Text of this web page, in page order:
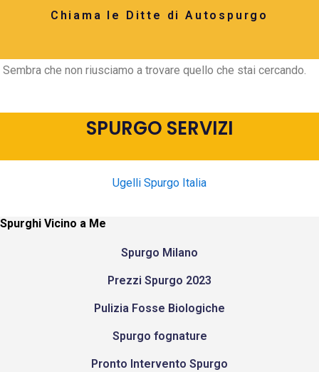
Chiama le Ditte di Autospurgo
Sembra che non riusciamo a trovare quello che stai cercando.
SPURGO SERVIZI
Ugelli Spurgo Italia
Spurghi Vicino a Me
Spurgo Milano
Prezzi Spurgo 2023
Pulizia Fosse Biologiche
Spurgo fognature
Pronto Intervento Spurgo